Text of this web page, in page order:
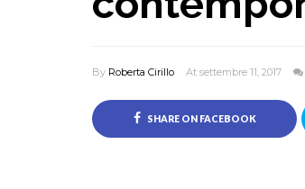
By Roberta Cirillo At settembre 11, 2017
SHARE ON FACEBOOK